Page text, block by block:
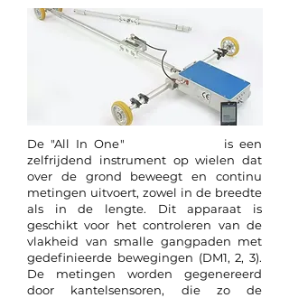
De "All In One"
is een
zelfrijdend instrument op wielen dat
over de grond beweegt en continu
metingen uitvoert, zowel in de breedte
als in de lengte. Dit apparaat is
geschikt voor het controleren van de
vlakheid van smalle gangpaden met
gedefinieerde bewegingen (DM1, 2, 3).
De metingen worden gegenereerd
door kantelsensoren, die zo de